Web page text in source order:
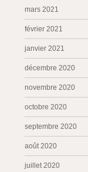
mars 2021
février 2021
janvier 2021
décembre 2020
novembre 2020
octobre 2020
septembre 2020
août 2020
juillet 2020